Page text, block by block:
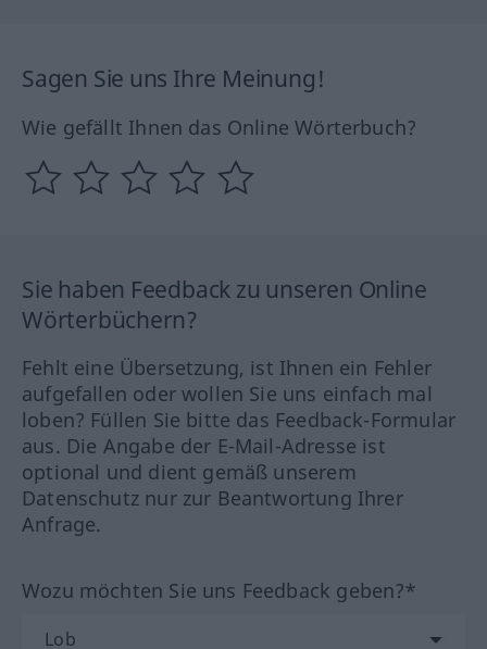
Sagen Sie uns Ihre Meinung!
Wie gefällt Ihnen das Online Wörterbuch?
Sie haben Feedback zu unseren Online
Wörterbüchern?
Fehlt eine Übersetzung, ist Ihnen ein Fehler
aufgefallen oder wollen Sie uns einfach mal
loben? Füllen Sie bitte das Feedback-Formular
aus. Die Angabe der E-Mail-Adresse ist
optional und dient gemäß unserem
Datenschutz nur zur Beantwortung Ihrer
Anfrage.
Wozu möchten Sie uns Feedback geben?*